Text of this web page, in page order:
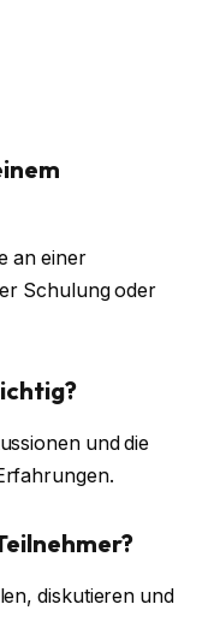
an einer
Schulung oder
und die
diskutieren und